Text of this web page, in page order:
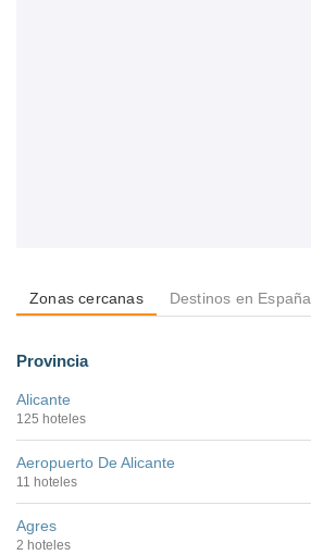
Zonas cercanas Destinos en España
Provincia
Alicante
125 hoteles
Aeropuerto De Alicante
11 hoteles
Agres
2 hoteles